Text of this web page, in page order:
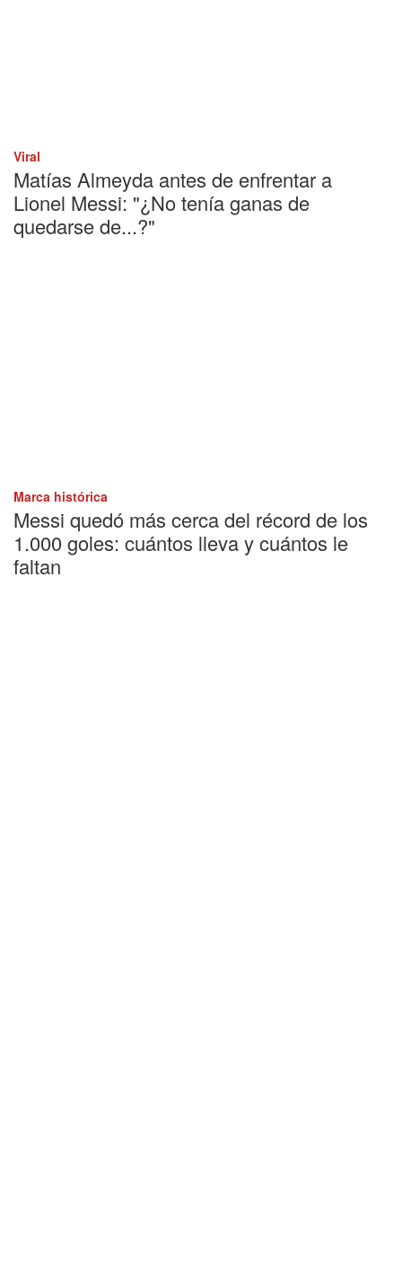
Viral
Matías Almeyda antes de enfrentar a
Lionel Messi: "¿No tenía ganas de
quedarse de...?"
Marca histórica
Messi quedó más cerca del récord de los
1.000 goles: cuántos lleva y cuántos le
faltan